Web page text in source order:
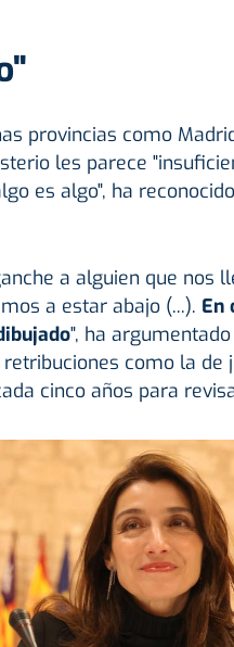
provincias como
les parece
es algo", ha
a alguien que nos
a estar abajo (...). En
", ha
como la de
cinco años para